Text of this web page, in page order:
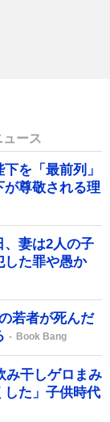
ュース
を「最前列」
尊敬される理
、妻は2人の子
た罪や愚か
若者が死んだ
Book Bang
み干しゲロまみ
た」子供時代